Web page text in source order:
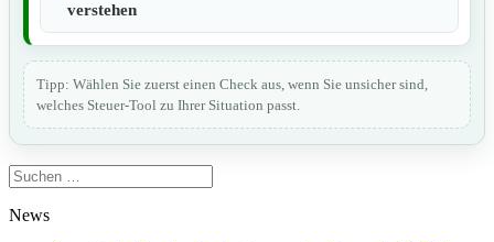
verstehen
Tipp: Wählen Sie zuerst einen Check aus, wenn Sie unsicher sind,
welches Steuer-Tool zu Ihrer Situation passt.
Suchen
nach:
News